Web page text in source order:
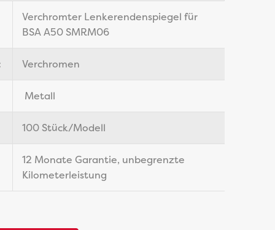
Verchromter Lenkerendenspiegel für
BSA A50 SMRM06
Verchromen
Metall
100 Stück/Modell
12 Monate Garantie, unbegrenzte
Kilometerleistung